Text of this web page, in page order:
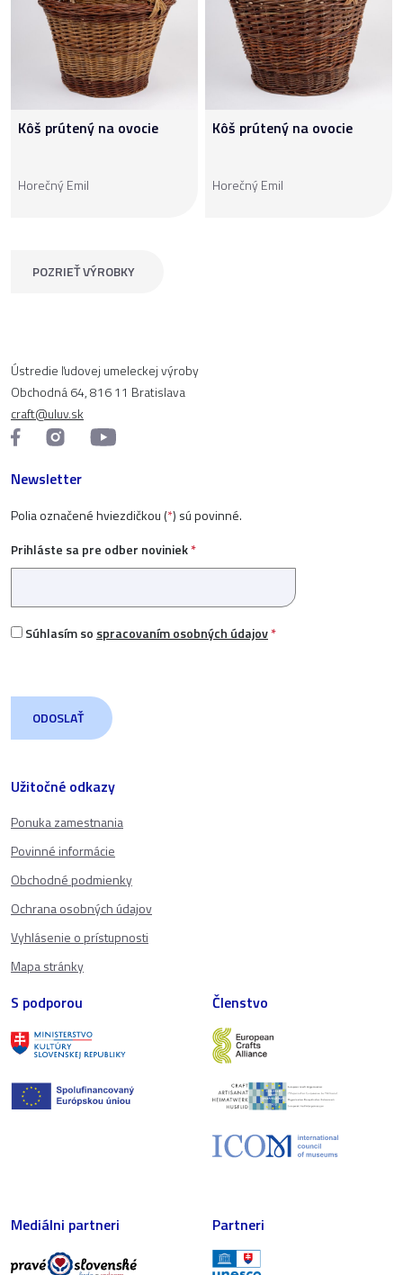
Kôš prútený na ovocie
Horečný Emil
Kôš prútený na ovocie
Horečný Emil
POZRIEŤ VÝROBKY
Užitočné odkazy
Ponuka zamestnania
Povinné informácie
Obchodné podmienky
Ochrana osobných údajov
Vyhlásenie o prístupnosti
Mapa stránky
Ústredie ľudovej umeleckej výroby
Obchodná 64, 816 11 Bratislava
craft@uluv.sk
Newsletter
Polia označené hviezdičkou (*) sú povinné.
Prihláste sa pre odber noviniek*
Súhlasím so spracovaním osobných údajov*
S podporou Členstvo
Mediálni partneri Partneri